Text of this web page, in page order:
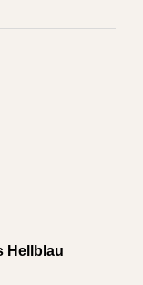
Hellblau